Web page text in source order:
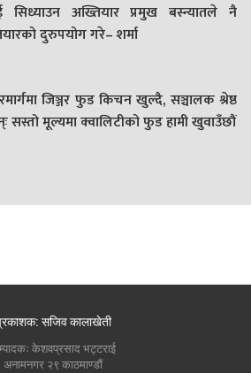
सिध्याउन अख्तियार प्रमुख बस्न्यातले नै
दुरुपयोग गरे– शर्मा
जिञ्जर फुड किचन खुल्दै, सञ्चालक श्रेष्ठ
सस्तो मूल्यमा क्वालिटीको फुड हामी खुवाउँछौं
सजिव कालाखेती
केशवप्रसाद भट्टराई
अनामनगर २९ काठमाण्डौं